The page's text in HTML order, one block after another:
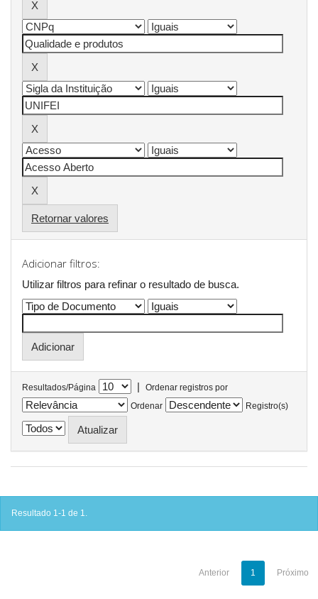
Retornar valores
Adicionar filtros:
Utilizar filtros para refinar o resultado de busca.
Resultados/Página |
Ordenar registros por
Ordenar
Registro(s)
Resultado 1-1 de 1.
Anterior 1 Próximo